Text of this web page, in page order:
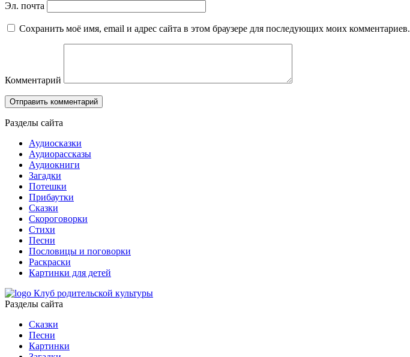
Эл. почта
Сохранить моё имя, email и адрес сайта в этом браузере для последующих моих комментариев.
Комментарий
Разделы сайта
Аудиосказки
Аудиорассказы
Аудиокниги
Загадки
Потешки
Прибаутки
Сказки
Скороговорки
Стихи
Песни
Пословицы и поговорки
Раскраски
Картинки для детей
Клуб родительской культуры
Разделы сайта
Сказки
Песни
Картинки